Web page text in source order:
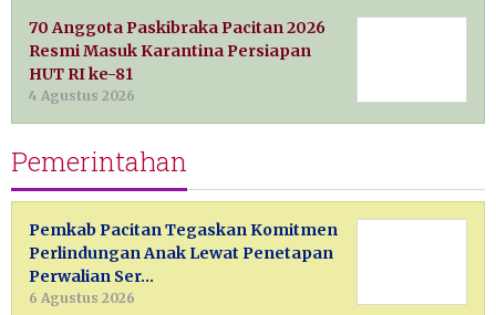
70 Anggota Paskibraka Pacitan 2026
Resmi Masuk Karantina Persiapan
HUT RI ke-81
4 Agustus 2026
Pemerintahan
Pemkab Pacitan Tegaskan Komitmen
Perlindungan Anak Lewat Penetapan
Perwalian Ser…
6 Agustus 2026